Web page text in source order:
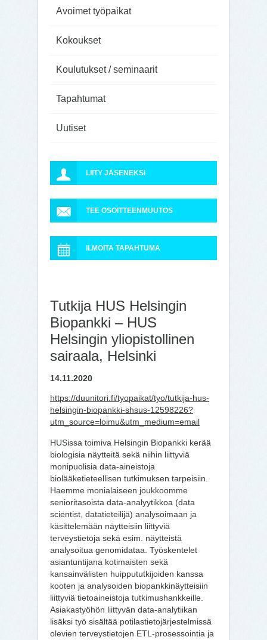
Avoimet työpaikat
Kokoukset
Koulutukset / seminaarit
Tapahtumat
Uutiset
LIITY JÄSENEKSI
TEE OSOITTEENMUUTOS
ILMOITA TAPAHTUMA
Tutkija HUS Helsingin
Biopankki – HUS
Helsingin yliopistollinen
sairaala, Helsinki
14.11.2020
https://duunitori.fi/tyopaikat/tyo/tutkija-hus-
helsingin-biopankki-shsus-12598226?
utm_source=loimu&utm_medium=email
HUSissa toimiva Helsingin Biopankki kerää
biologisia näytteitä sekä niihin liittyviä
monipuolisia data-aineistoja
biolääketieteellisen tutkimuksen tarpeisiin.
Haemme monialaiseen joukkoomme
senioritasoista data-analyytikkoa (data
scientist, datatieteilijä) analysoimaan ja
käsittelemään näytteisiin liittyviä
terveystietoja sekä esim. näytteistä
analysoitua genomidataa. Työskentelet
asiantuntijana kotimaisten sekä
kansainvälisten huippututkijoiden kanssa
kooten ja analysoiden biopankkinäytteisiin
liittyviä tietoaineistoja tutkimushankkeille.
Asiakastyöhön liittyvän data-analytiikan
lisäksi työ sisältää potilastietojärjestelmissä
olevien terveystietojen ETL-prosessointia ja